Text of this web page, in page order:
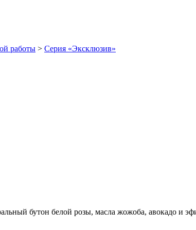
работы > Серия «Эксклюзив»
бутон белой розы, масла жожоба, авокадо и